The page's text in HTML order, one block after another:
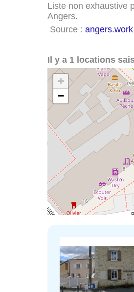
Liste non exhaustive
Angers.
Source : angers.work
Il y a 1 locations
+
−